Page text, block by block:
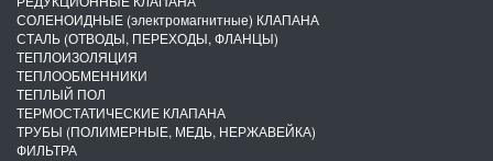
СОЛЕНОИДНЫЕ (электромагнитные) КЛАПАНА
СТАЛЬ (ОТВОДЫ, ПЕРЕХОДЫ, ФЛАНЦЫ)
ТЕПЛОИЗОЛЯЦИЯ
ТЕПЛООБМЕННИКИ
ТЕПЛЫЙ ПОЛ
ТЕРМОСТАТИЧЕСКИЕ КЛАПАНА
ТРУБЫ (ПОЛИМЕРНЫЕ, МЕДЬ, НЕРЖАВЕЙКА)
ФИЛЬТРА